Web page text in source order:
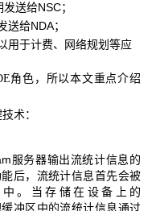
送给NSC；
送给NDA；
用于计费、网络规划等应
角色，所以本文重点介绍
术：
服务器输出流统计信息的
后，流统计信息首先会被
。当存储在设备上的
冲区中的流统计信息通过